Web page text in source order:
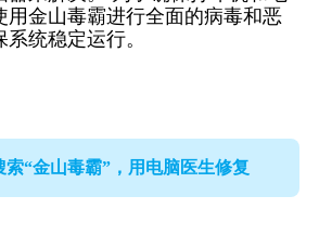
用金山毒霸进行全面的病毒和恶
统稳定运行。
索“金山毒霸”，用电脑医生修复